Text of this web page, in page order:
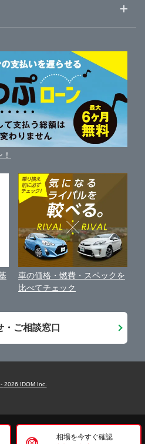
相場を今すぐ確認
理由
）
本方針
車の価格・燃費・スペックを
比べてチェック
・ご相談窓口
2026 IDOM Inc.